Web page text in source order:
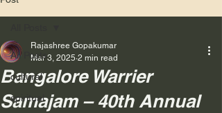
All Posts
cultural
spiritual
Bangalore Warrier
Samajam – 40th Annual
Rajashree Gopakumar
Mar 3, 2025 2 min read